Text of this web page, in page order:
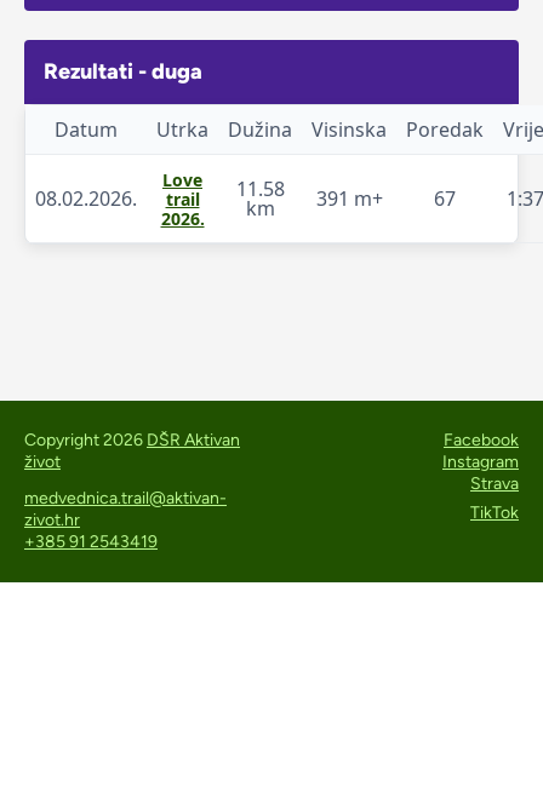
Rezultati - duga
Datum Utrka Dužina Visinska Poredak
08.02.2026.
Love
trail
2026.
11.58
km 391 m+ 67
Copyright 2026 DŠR Aktivan
život
medvednica.trail@aktivan-
zivot.hr
+385 91 2543419
Facebook
Instagram
Strava
TikTok